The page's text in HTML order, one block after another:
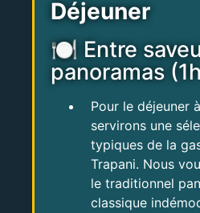
Déjeuner
🍽 Entre
panoramas
Pour le déjeuner
servirons une
typiques de la
Trapani. Nous
le traditionnel
classique